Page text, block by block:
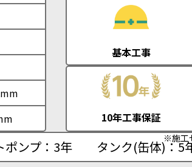
基本工事
10年工事保証
※施工
ポンプ：3年 タンク(缶体)：5